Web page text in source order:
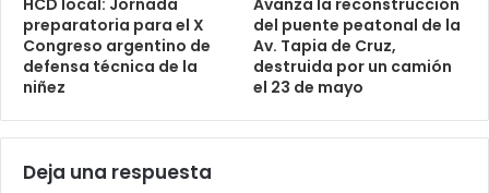
preparatoria para el X
Congreso argentino de
defensa técnica de la
niñez
del puente peatonal de la
Av. Tapia de Cruz,
destruida por un camión
el 23 de mayo
Deja una respuesta